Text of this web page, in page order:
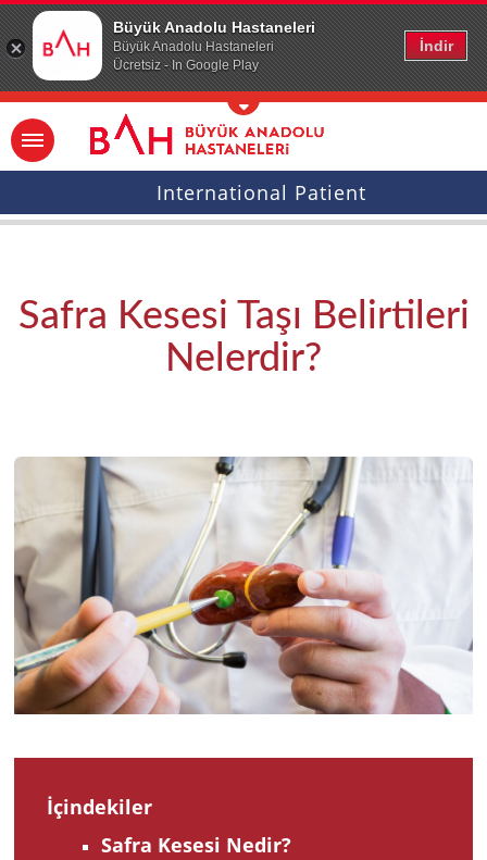
Büyük Anadolu Hastaneleri
Büyük Anadolu Hastaneleri
Ücretsiz - In Google Play
İndir
Ana icerige atla
International Patient
Safra Kesesi Taşı Belirtileri
Nelerdir?
İçindekiler
Safra Kesesi Nedir?